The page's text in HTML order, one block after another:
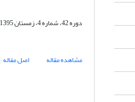
دوره 42، شماره 4، زمستان 1395، صفحه
مشاهده مقاله
اصل مقاله